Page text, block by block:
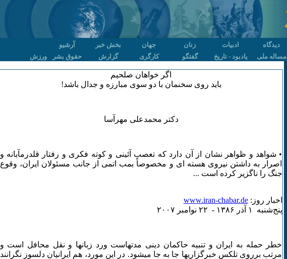
دیدگاه ادبیات زنان جهان بخش خبر
آرشیو
مساله ملی یادبود - تاریخ گفتگو کارگری گزارش حقوق بشر ورزش
اگر خواهان صلحیم
باید روی سخنمان با دو سوی مبارزه و جدال باشد!
دکتر محمدعلی مهرآسا
• شواهد و ظواهر نشان از آن دارد که تعصب آئینی و کوته فکری و رفتار قلدرمآبانه و
اصرار به داشتن نیروی هسته ای و مخصوصاً بمب اتمی از جانب مسئولان ایران، وقوع
جنگ را ناگزیر کرده است ...
اخبار روز:www.iran-chabar.de
پنج‌شنبه ۱ آذر ۱٣٨۶ - ۲۲ نوامبر ۲۰۰۷
خطر حمله به ایران و تنبیه حاکمان دینی مدتهاست ورد زبانها و نقل محافل است و
مرتب برروی تلکس خبرگزاریها جا به جا میشود. در این مورد، هم ایرانیان دلسوز نگرانند